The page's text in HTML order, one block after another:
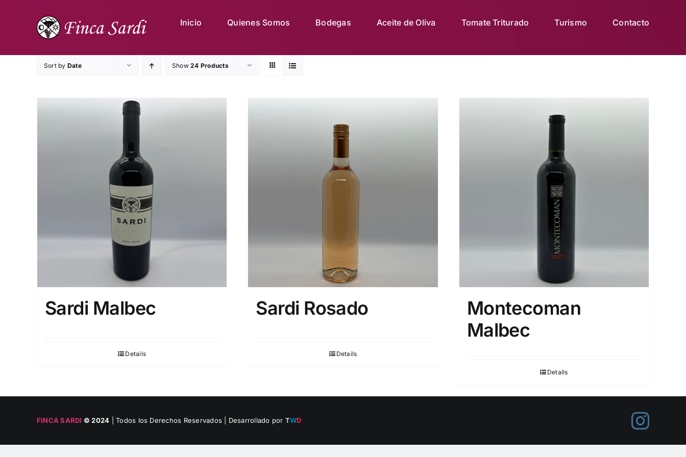
Inicio Quienes Somos Bodegas Aceite de Oliva Tomate Triturado Turismo Contacto
Sort by Date Show24 Products
Sardi Malbec
Details
Sardi Rosado
Details
Montecoman
Malbec
Details
FINCA SARDI © 2024 | Todos los Derechos Reservados | Desarrollado por TWD